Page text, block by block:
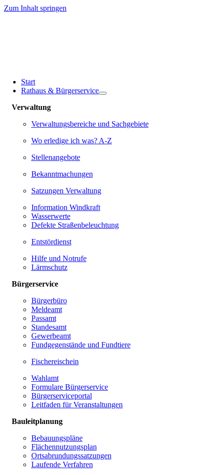
Zum Inhalt springen
Start
Rathaus & Bürgerservice
Verwaltung
Verwaltungsbereiche und Sachgebiete
Wo erledige ich was? A-Z
Stellenangebote
Bekanntmachungen
Satzungen Verwaltung
Information Windkraft
Wasserwerte
Defekte Straßenbeleuchtung
Entstördienst
Hilfe und Notrufe
Lärmschutz
Bürgerservice
Bürgerbüro
Meldeamt
Passamt
Standesamt
Gewerbeamt
Fundgegenstände und Fundtiere
Fischereischein
Wahlamt
Formulare Bürgerservice
Bürgerserviceportal
Leitfaden für Veranstaltungen
Bauleitplanung
Bebauungspläne
Flächennutzungsplan
Ortsabrundungssatzungen
Laufende Verfahren